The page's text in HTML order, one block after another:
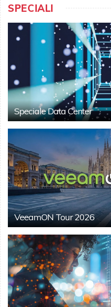
SPECIALI
Speciale Data Center
VeeamON Tour 2026